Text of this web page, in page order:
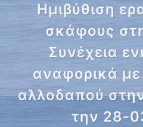
Ημιβύθιση
σκάφους
Συνέχεια
αναφορικά
αλλοδαπού
την 28-